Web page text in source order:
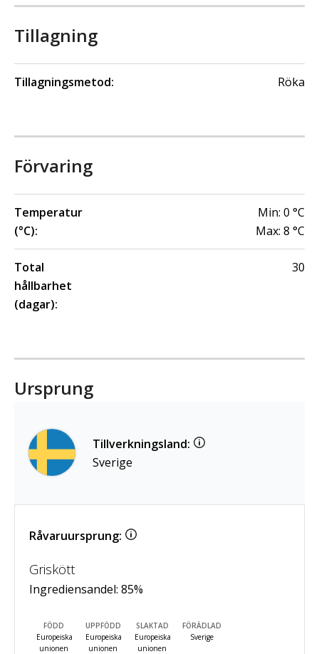
Tillagning
Tillagningsmetod: Röka
Förvaring
Temperatur
(°C):
Min: 0 °C
Max: 8 °C
Total
hållbarhet
(dagar):
30
Ursprung
Tillverkningsland:
Sverige
Råvaruursprung:
Griskött
Ingrediensandel: 85%
FÖDD
Europeiska
unionen
UPPFÖDD
Europeiska
unionen
SLAKTAD
Europeiska
unionen
FÖRÄDLAD
Sverige